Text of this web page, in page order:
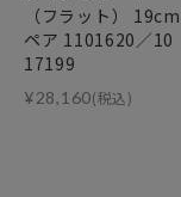
（フラット） 19cm
ペア 1101620／10
17199
¥28,160(税込)